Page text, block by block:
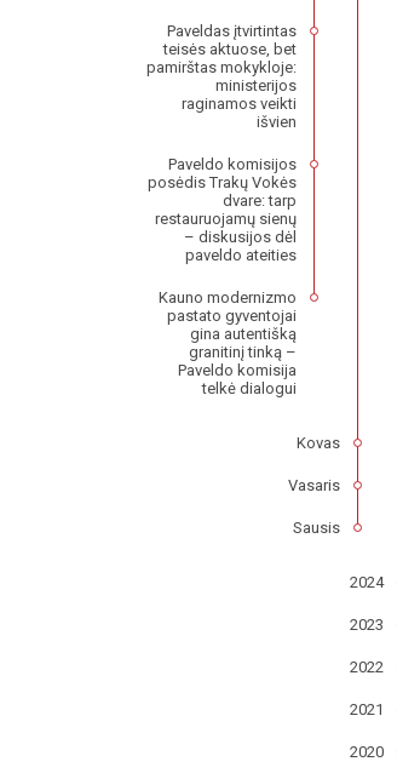
Paveldas įtvirtintas
teisės aktuose, bet
pamirštas mokykloje:
ministerijos
raginamos veikti
išvien
Paveldo komisijos
posėdis Trakų Vokės
dvare: tarp
restauruojamų sienų
– diskusijos dėl
paveldo ateities
Kauno modernizmo
pastato gyventojai
gina autentišką
granitinį tinką –
Paveldo komisija
telkė dialogui
Kovas
Vasaris
Sausis
2024
2023
2022
2021
2020